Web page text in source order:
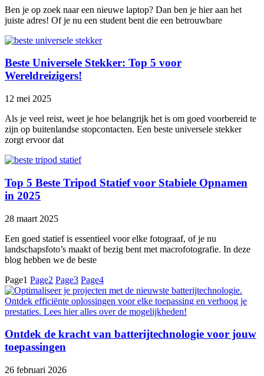
Ben je op zoek naar een nieuwe laptop? Dan ben je hier aan het
juiste adres! Of je nu een student bent die een betrouwbare
Beste Universele Stekker: Top 5 voor
Wereldreizigers!
12 mei 2025
Als je veel reist, weet je hoe belangrijk het is om goed voorbereid te
zijn op buitenlandse stopcontacten. Een beste universele stekker
zorgt ervoor dat
Top 5 Beste Tripod Statief voor Stabiele Opnamen
in 2025
28 maart 2025
Een goed statief is essentieel voor elke fotograaf, of je nu
landschapsfoto’s maakt of bezig bent met macrofotografie. In deze
blog hebben we de beste
Page1 Page2 Page3 Page4
Ontdek de kracht van batterijtechnologie voor jouw
toepassingen
26 februari 2026